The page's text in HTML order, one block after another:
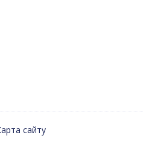
сайту